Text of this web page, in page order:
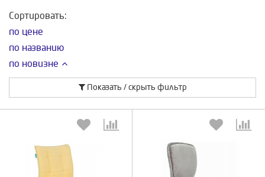
Сортировать:
по цене
по названию
по новизне
Показать / скрыть фильтр